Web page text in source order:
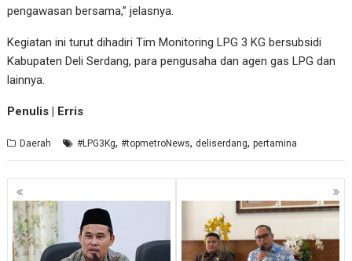
pengawasan bersama,” jelasnya.
Kegiatan ini turut dihadiri Tim Monitoring LPG 3 KG bersubsidi
Kabupaten Deli Serdang, para pengusaha dan agen gas LPG dan
lainnya.
Penulis | Erris
Daerah #LPG3Kg,#topmetroNews, deliserdang,pertamina
Navigasi
pos